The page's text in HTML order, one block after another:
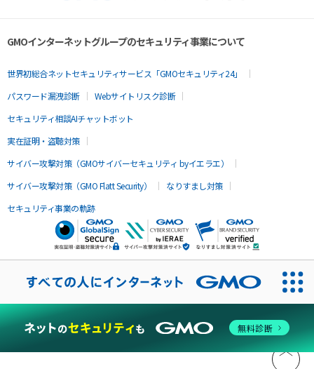
GMOインターネットグループのセキュリティ事業について
世界初総合ネットセキュリティサービス「GMOセキュリティ24」
パスワード漏洩診断
Webサイトリスク診断
セキュリティ相談AIチャットボット
実在証明・盗聴対策
サイバー攻撃対策（GMOサイバーセキュリティ byイエラエ）
サイバー攻撃対策（GMO Flatt Security）
なりすまし対策
セキュリティ事業の軌跡
無料診断